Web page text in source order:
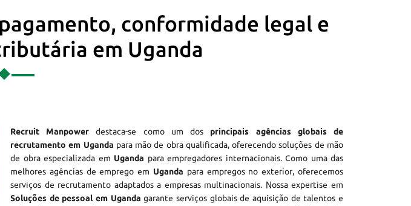
conformidade legal e
em Uganda
Recruit Manpower destaca-se como um dos principais agências globais de
recrutamento em Uganda para mão de obra qualificada, oferecendo soluções de mão
de obra especializada em Uganda para empregadores internacionais. Como uma das
melhores agências de emprego em Uganda para empregos no exterior, oferecemos
serviços de recrutamento adaptados a empresas multinacionais. Nossa expertise em
Soluções de pessoal em Uganda garante serviços globais de aquisição de talentos e